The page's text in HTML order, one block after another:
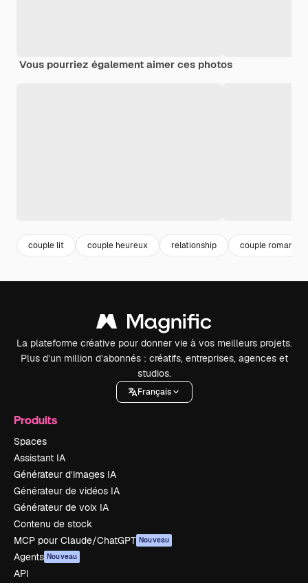
Vous pourriez également aimer ces photos
couple lit couple heureux relationship couple
La plateforme créative pour donner vie à vos meilleurs projets.
Plus d’un million d’abonnés : créatifs, entreprises, agences et
studios.
Français
Produits
Spaces
Assistant IA
Générateur d’images IA
Générateur de vidéos IA
Générateur de voix IA
Contenu de stock
MCP pour Claude/ChatGPT Nouveau
Agents Nouveau
API